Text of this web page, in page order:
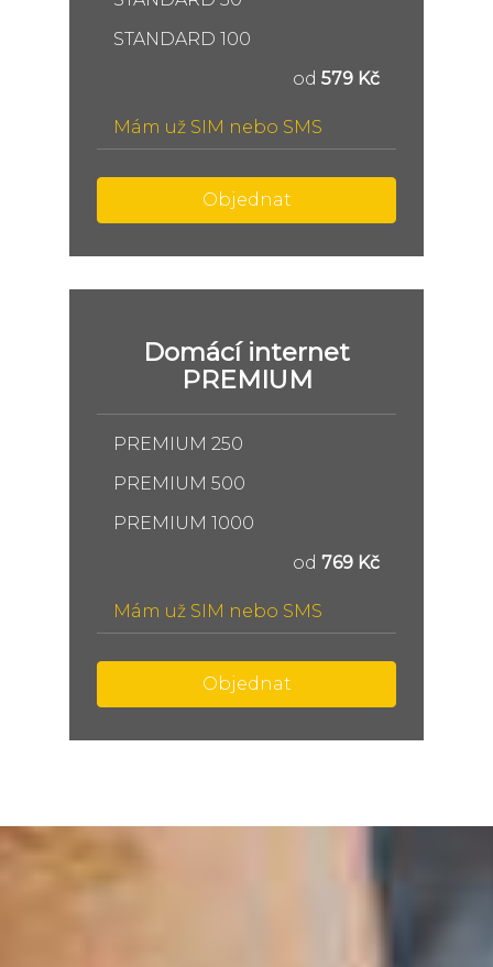
STANDARD 100
od 579 Kč
Mám už SIM nebo SMS
Objednat
Domácí internet
PREMIUM
PREMIUM 250
PREMIUM 500
PREMIUM 1000
od 769 Kč
Mám už SIM nebo SMS
Objednat